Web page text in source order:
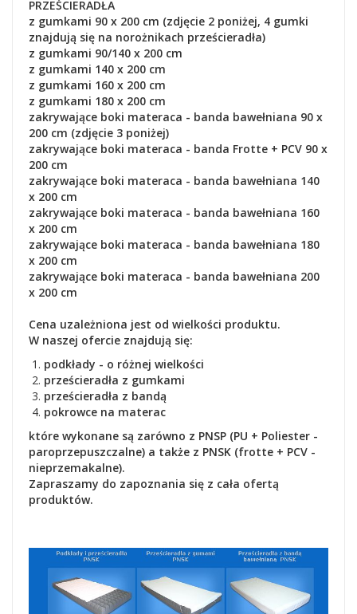
PRZEŚCIERADŁA
z gumkami 90 x 200 cm (zdjęcie 2 poniżej, 4 gumki
znajdują się na norożnikach prześcieradła)
z gumkami 90/140 x 200 cm
z gumkami 140 x 200 cm
z gumkami 160 x 200 cm
z gumkami 180 x 200 cm
zakrywające boki materaca - banda bawełniana 90 x
200 cm (zdjęcie 3 poniżej)
zakrywające boki materaca - banda Frotte + PCV 90 x
200 cm
zakrywające boki materaca - banda bawełniana 140
x 200 cm
zakrywające boki materaca - banda bawełniana 160
x 200 cm
zakrywające boki materaca - banda bawełniana 180
x 200 cm
zakrywające boki materaca - banda bawełniana 200
x 200 cm
Cena uzależniona jest od wielkości produktu.
W naszej ofercie znajdują się:
podkłady - o różnej wielkości
prześcieradła z gumkami
prześcieradła z bandą
pokrowce na materac
które wykonane są zarówno z PNSP (PU + Poliester -
paroprzepuszczalne) a także z PNSK (frotte + PCV -
nieprzemakalne).
Zapraszamy do zapoznania się z cała ofertą
produktów.